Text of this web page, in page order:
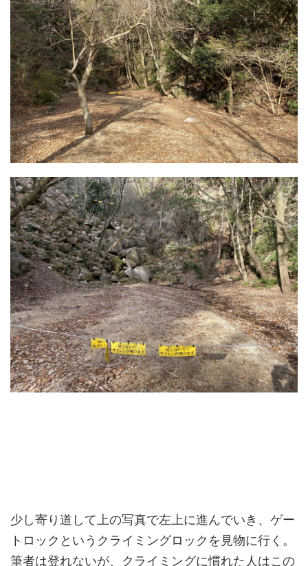
少し寄り道して上の写真で左上に進んでいき、ゲー
トロックというクライミングロックを見物に行く。
筆者は登れないが、クライミングに慣れた人はこの